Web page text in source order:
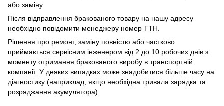
або заміну.
Після відправлення бракованого товару на нашу адресу
необхідно повідомити менеджеру номер ТТН.
Рішення про ремонт, заміну повністю або частково
приймається сервісним інженером від 2 до 10 робочих днів з
моменту отримання бракованого виробу в транспортній
компанії. У деяких випадках може знадобитися більше часу на
діагностику (наприклад, якщо необхідна тривала зарядка та
розряджання акумулятора).